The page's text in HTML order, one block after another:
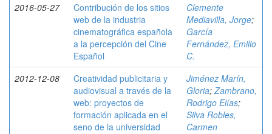
2016-05-27
Contribución de los sitios
web de la industria
cinematográfica española
a la percepción del Cine
Español
Clemente
Mediavilla, Jorge;
García
Fernández, Emilio
C.
2012-12-08
Creatividad publicitaria y
audiovisual a través de la
web: proyectos de
formación aplicada en el
seno de la universidad
Jiménez Marín,
Gloria;Zambrano,
Rodrigo Elías;
Silva Robles,
Carmen